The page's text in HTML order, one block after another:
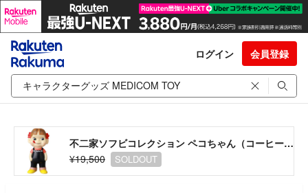
ログイン 会員登録
不二家ソフビコレクション ペコちゃん（コーヒーミルキー）
¥19,500
SOLDOUT